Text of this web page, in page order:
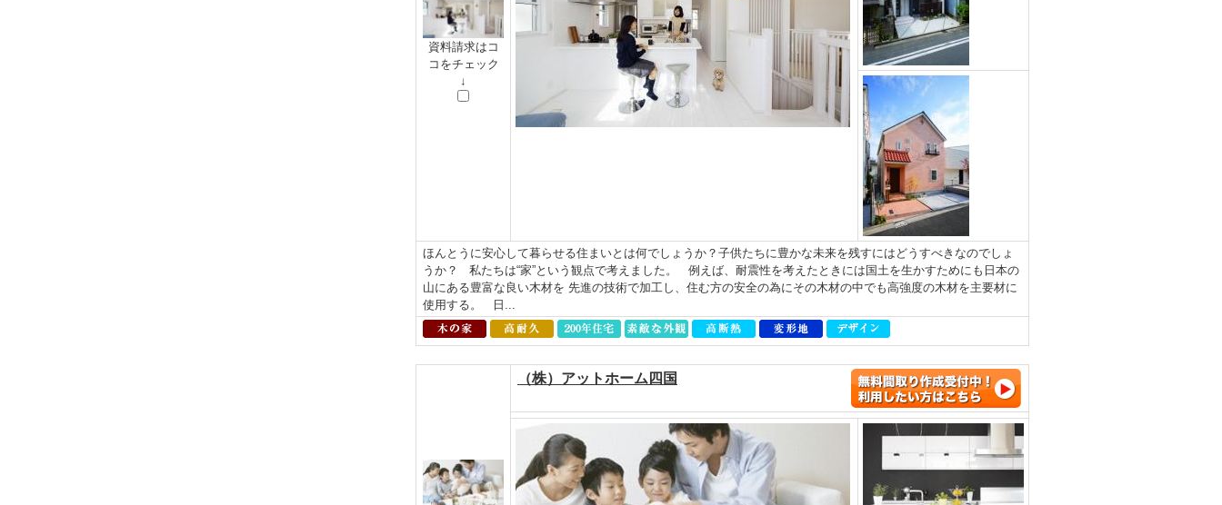
資料請求はコ
コをチェック
↓
ほんとうに安心して暮らせる住まいとは何でしょうか？子供たちに豊かな未来を残すにはどうすべきなのでしょ
うか？ 私たちは“家”という観点で考えました。 例えば、耐震性を考えたときには国土を生かすためにも日本の
山にある豊富な良い木材を 先進の技術で加工し、住む方の安全の為にその木材の中でも高強度の木材を主要材に
使用する。 日...
（株）アットホーム四国